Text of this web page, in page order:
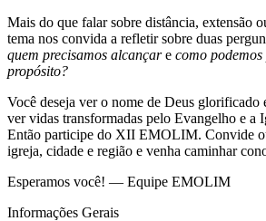
Mais do que falar sobre distância, extensão
tema nos convida a refletir sobre duas
quem precisamos alcançare como
propósito?
Você deseja ver o nome de Deus glorificado
ver vidas transformadas pelo Evangelho e a
Então participe do XII EMOLIM. Convide
igreja, cidade e região e venha caminhar
Esperamos você! — Equipe EMOLIM
Informações Gerais